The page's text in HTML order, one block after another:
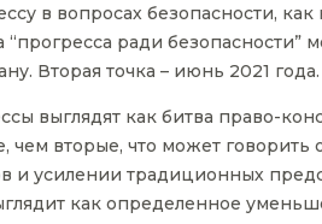
в вопросах безопасности,
“прогресса ради
Вторая точка – июнь 2021
выглядят как битва право-
чем вторые, что может
и усилении традиционных
как определенное